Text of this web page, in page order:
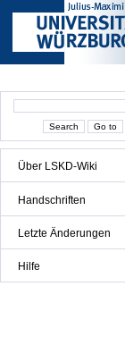
Über LSKD-Wiki
Handschriften
Letzte Änderungen
Hilfe